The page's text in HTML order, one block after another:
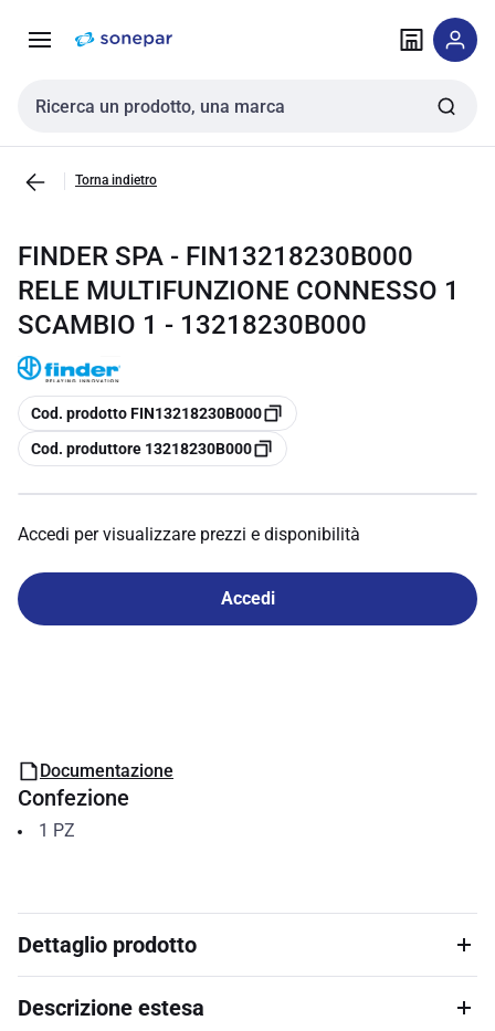
navigazione alla
Cerca input
Torna indietro
FINDER SPA - FIN13218230B000
RELE MULTIFUNZIONE CONNESSO 1
SCAMBIO 1 - 13218230B000
copia
Cod. prodotto FIN13218230B000
copia
Cod. produttore 13218230B000
Accedi per visualizzare prezzi e disponibilità
Accedi
Documentazione
Confezione
1 PZ
Dettaglio prodotto
Descrizione estesa